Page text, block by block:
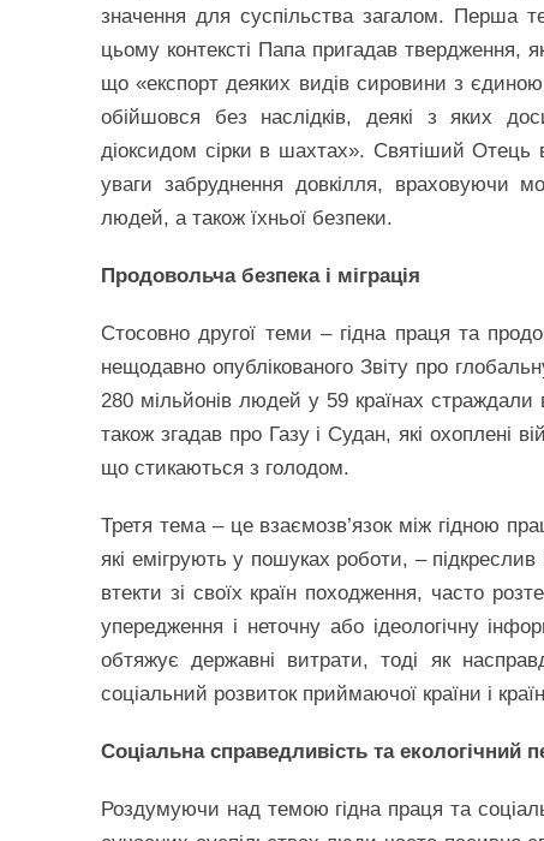
значення для суспільства загалом. Перша
цьому контексті Папа пригадав твердження,
що «експорт деяких видів сировини з
обійшовся без наслідків, деякі з яких
діоксидом сірки в шахтах». Святіший
уваги забруднення довкілля, враховуючи
людей, а також їхньої безпеки.
Продовольча безпека і міграція
Стосовно другої теми – гідна праця та
нещодавно опублікованого Звіту про
280 мільйонів людей у 59 країнах страждали
також згадав про Газу і Судан, які охоплені
що стикаються з голодом.
Третя тема – це взаємозв’язок між гідною
які емігрують у пошуках роботи, –
втекти зі своїх країн походження, часто
упередження і неточну або ідеологічну
обтяжує державні витрати, тоді як
соціальний розвиток приймаючої країни і
Соціальна справедливість та екологічний
Роздумуючи над темою гідна праця та